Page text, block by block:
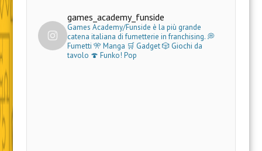
games_academy_funside
Games Academy/Funside è la più grande
catena italiana di fumetterie in franchising.💭
Fumetti 🎌 Manga 🛒 Gadget🎲 Giochi da
tavolo 🍄 Funko! Pop